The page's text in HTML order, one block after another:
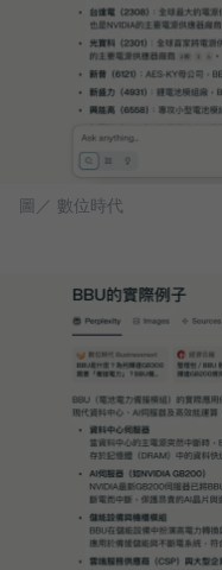
圖／ 數位時代